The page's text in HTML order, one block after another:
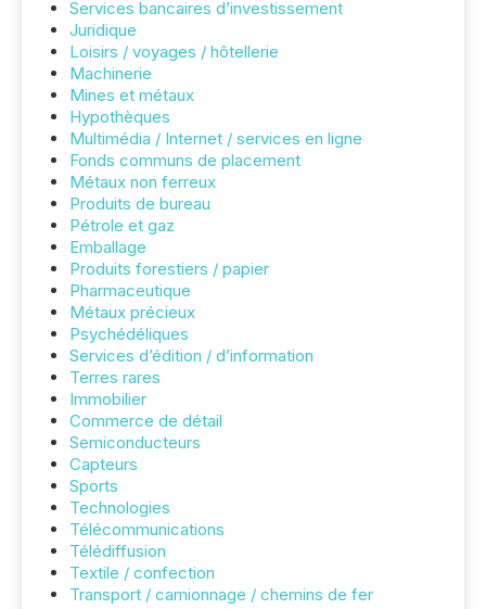
Services bancaires d’investissement
Juridique
Loisirs / voyages / hôtellerie
Machinerie
Mines et métaux
Hypothèques
Multimédia / Internet / services en ligne
Fonds communs de placement
Métaux non ferreux
Produits de bureau
Pétrole et gaz
Emballage
Produits forestiers / papier
Pharmaceutique
Métaux précieux
Psychédéliques
Services d’édition / d’information
Terres rares
Immobilier
Commerce de détail
Semiconducteurs
Capteurs
Sports
Technologies
Télécommunications
Télédiffusion
Textile / confection
Transport / camionnage / chemins de fer